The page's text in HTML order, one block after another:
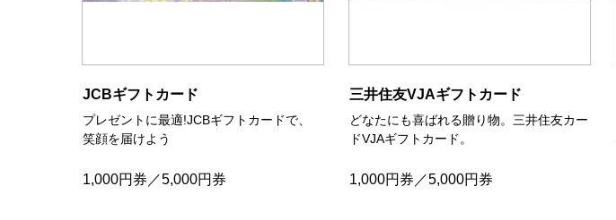
JCBギフトカード
プレゼントに最適!JCBギフトカードで、
笑顔を届けよう
1,000円券／5,000円券
三井住友VJAギフトカード
どなたにも喜ばれる贈り物。三井住友カー
ドVJAギフトカード。
1,000円券／5,000円券